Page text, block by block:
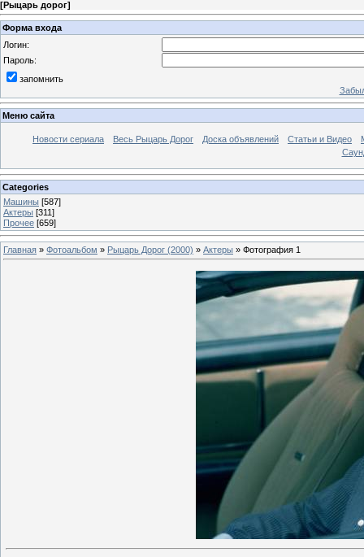
[Рыцарь дорог]
Форма входа
Логин:
Пароль:
запомнить
Меню сайта
Новости сериала Весь Рыцарь Дорог Доска объявлений Статьи и Видео
Categories
Машины [587]
Актеры [311]
Прочее [659]
Главная » Фотоальбом » Рыцарь Дорог (2000) » Актеры » Фотография 1